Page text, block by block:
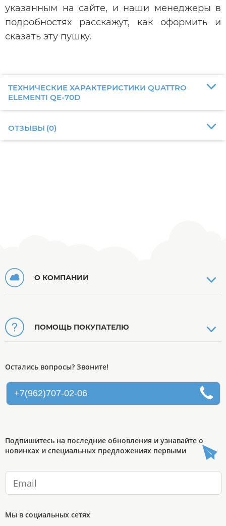
указанным на сайте, и наши менеджеры в
подробностях расскажут, как оформить и
сказать эту пушку.
ТЕХНИЧЕСКИЕ ХАРАКТЕРИСТИКИ QUATTRO
ELEMENTI QE-70D
ОТЗЫВЫ (0)
О КОМПАНИИ
ПОМОЩЬ ПОКУПАТЕЛЮ
Остались вопросы? Звоните!
+7(962)707-02-06
Подпишитесь на последние обновления и узнавайте о
новинках и специальных предложениях первыми
Мы в социальных сетях